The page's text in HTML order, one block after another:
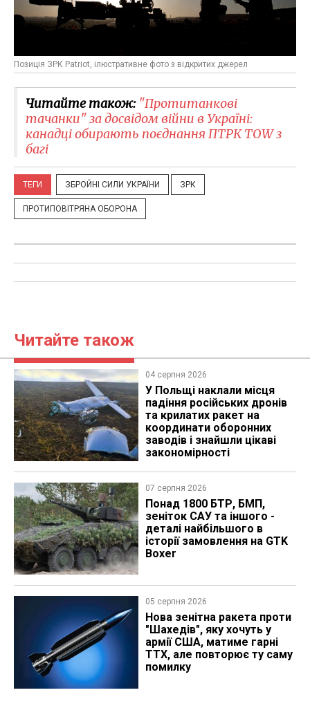
Позиція ЗРК Patriot, ілюстративне фото з відкритих джерел
Читайте також: "Протитанкові
тачанки" за досвідом війни в Україні:
канадці обирають поєднання ПТРК TOW з
багі
ТЕГИ ЗБРОЙНІ СИЛИ УКРАЇНИ ЗРК
ПРОТИПОВІТРЯНА ОБОРОНА
Читайте також
04 серпня 2026
У Польщі наклали місця
падіння російських дронів
та крилатих ракет на
координати оборонних
заводів і знайшли цікаві
закономірності
07 серпня 2026
Понад 1800 БТР, БМП,
зеніток САУ та іншого -
деталі найбільшого в
історії замовлення на GTK
Boxer
05 серпня 2026
Нова зенітна ракета проти
"Шахедів", яку хочуть у
армії США, матиме гарні
ТТХ, але повторює ту саму
помилку